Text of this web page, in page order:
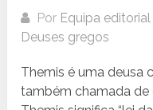
Por Equipa editorial
Deuses gregos
Themis é uma deusa
também chamada de